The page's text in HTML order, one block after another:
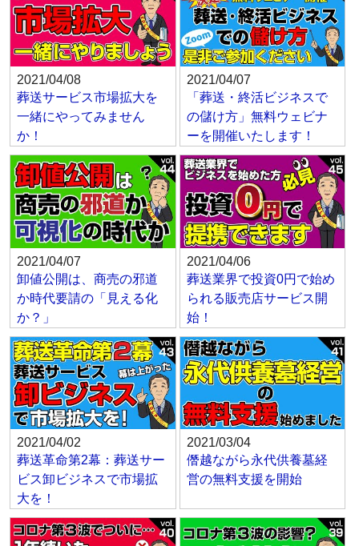
2021/04/08
葬送サービス市場拡大を
一緒にやってみません
か！
2021/04/07
「葬送・終活ビジネスで
の儲け方」無料ウェビナ
ーを開催いたします！
2021/04/07
卸値公開は、商売の邪道
か時代要請の「見える化
か？」
2021/04/06
葬送業界で投資0円で始め
られる販売店サービス開
始！
2021/04/02
葬送革命第2幕：葬送サー
ビス卸ビジネスで市場拡
大を！
2021/03/04
僭越ながら永代供養墓経
営の無料支援を開始